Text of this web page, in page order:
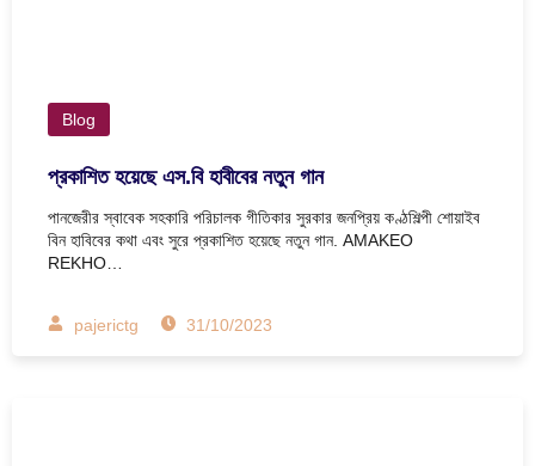
Blog
প্রকাশিত হয়েছে এস.বি হাবীবের নতুন গান
পানজেরীর স্বাবেক সহকারি পরিচালক গীতিকার সুরকার জনপ্রিয় কণ্ঠশিল্পী শোয়াইব
বিন হাবিবের কথা এবং সুরে প্রকাশিত হয়েছে নতুন গান. AMAKEO
REKHO…
pajerictg 31/10/2023